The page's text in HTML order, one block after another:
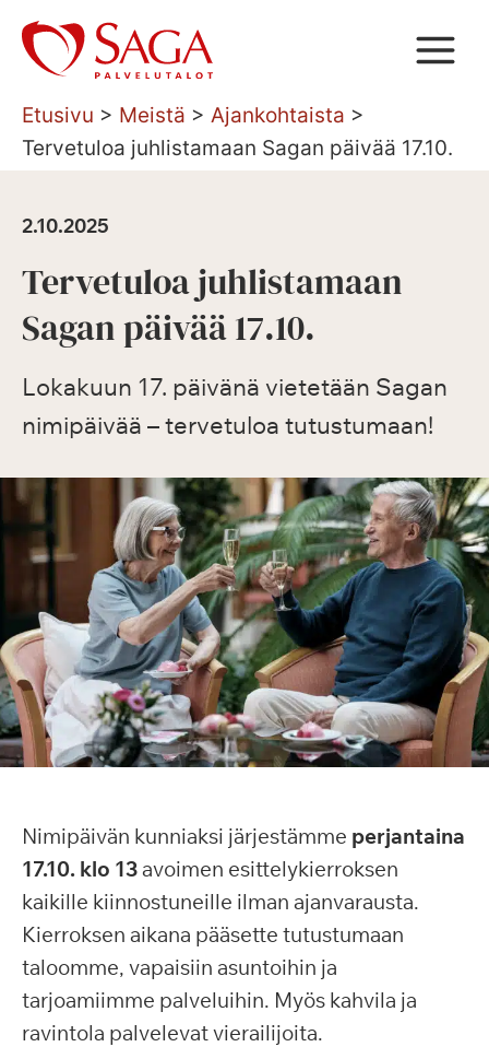
Siirry
sisältöön
Etusivu > Meistä > Ajankohtaista >
Tervetuloa juhlistamaan Sagan päivää 17.10.
2.10.2025
Tervetuloa juhlistamaan
Sagan päivää 17.10.
Lokakuun 17. päivänä vietetään Sagan
nimipäivää – tervetuloa tutustumaan!
Nimipäivän kunniaksi järjestämme perjantaina
17.10. klo 13avoimen esittelykierroksen
kaikille kiinnostuneille ilman ajanvarausta.
Kierroksen aikana pääsette tutustumaan
taloomme, vapaisiin asuntoihin ja
tarjoamiimme palveluihin. Myös kahvila ja
ravintola palvelevat vierailijoita.